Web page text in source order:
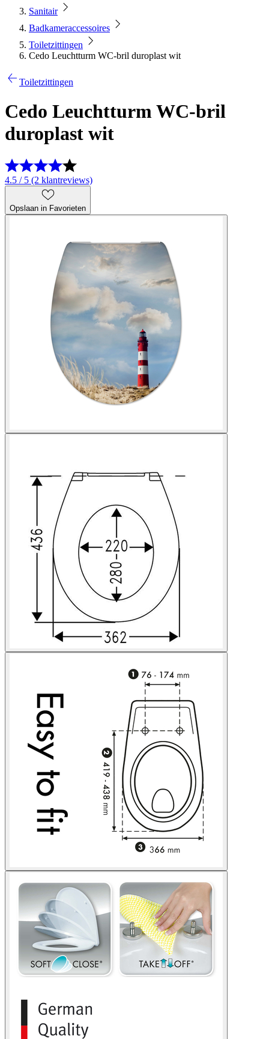
Sanitair
Badkameraccessoires
Toiletzittingen
Cedo Leuchtturm WC-bril duroplast wit
Toiletzittingen
Cedo Leuchtturm WC-bril
duroplast wit
4.5 / 5 (2 klantreviews)
Opslaan in Favorieten